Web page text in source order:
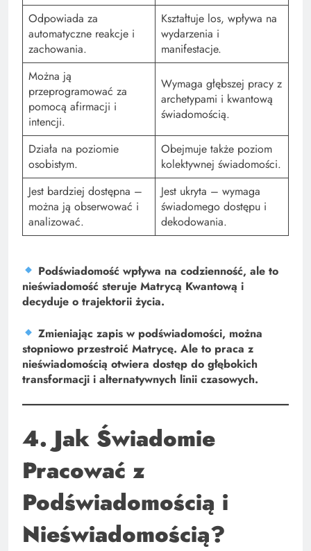
Odpowiada za
automatyczne reakcje i
zachowania.
Kształtuje los, wpływa na
wydarzenia i
manifestacje.
Można ją
przeprogramować za
pomocą afirmacji i
intencji.
Wymaga głębszej pracy z
archetypami i kwantową
świadomością.
Działa na poziomie
osobistym.
Obejmuje także poziom
kolektywnej świadomości.
Jest bardziej dostępna –
można ją obserwować i
analizować.
Jest ukryta – wymaga
świadomego dostępu i
dekodowania.
Podświadomość wpływa na codzienność, ale to
nieświadomość steruje Matrycą Kwantową i
decyduje o trajektorii życia.
Zmieniając zapis w podświadomości, można
stopniowo przestroić Matrycę. Ale to praca z
nieświadomością otwiera dostęp do głębokich
transformacji i alternatywnych linii czasowych.
4. Jak Świadomie
Pracować z
Podświadomością i
Nieświadomością?